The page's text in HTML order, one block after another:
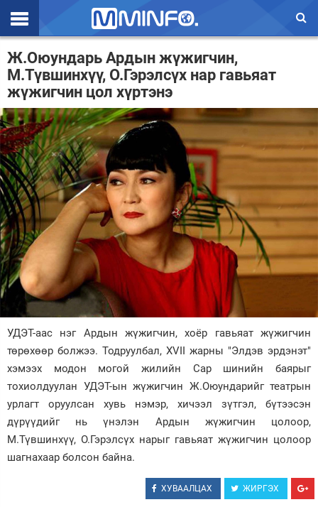
Эхлэл
Цаг агаар
Валют ханш
Улс төр
Эдийн засаг
Үзэл бодол
Спорт
Нийгэм
Дэлхий
Энтертайнмэнт
Зурхай
Ж.Оюундарь Ардын жүжигчин,
М.Түвшинхүү, О.Гэрэлсүх нар гавьяат
жүжигчин цол хүртэнэ
УДЭТ-аас нэг Ардын жүжигчин, хоёр гавьяат жүжигчин
төрөхөөр болжээ. Тодруулбал, XVII жарны "Элдэв эрдэнэт"
хэмээх модон могой жилийн Сар шинийн баярыг
тохиолдуулан УДЭТ-ын жүжигчин Ж.Оюундарийг театрын
урлагт оруулсан хувь нэмэр, хичээл зүтгэл, бүтээсэн
дүрүүдийг нь үнэлэн Ардын жүжигчин цолоор,
М.Түвшинхүү, О.Гэрэлсүх нарыг гавьяат жүжигчин цолоор
шагнахаар болсон байна.
ХУВААЛЦАХ ЖИРГЭХ